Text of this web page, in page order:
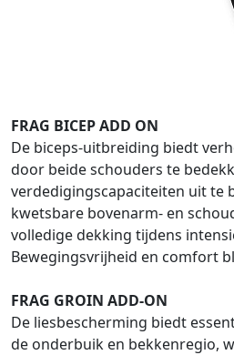
FRAG BICEP ADD ON
De biceps-uitbreiding biedt
door beide schouders te
verdedigingscapaciteiten uit te
kwetsbare bovenarm- en
volledige dekking tijdens
Bewegingsvrijheid en comfort
FRAG GROIN ADD-ON
De liesbescherming biedt
de onderbuik en bekkenregio,